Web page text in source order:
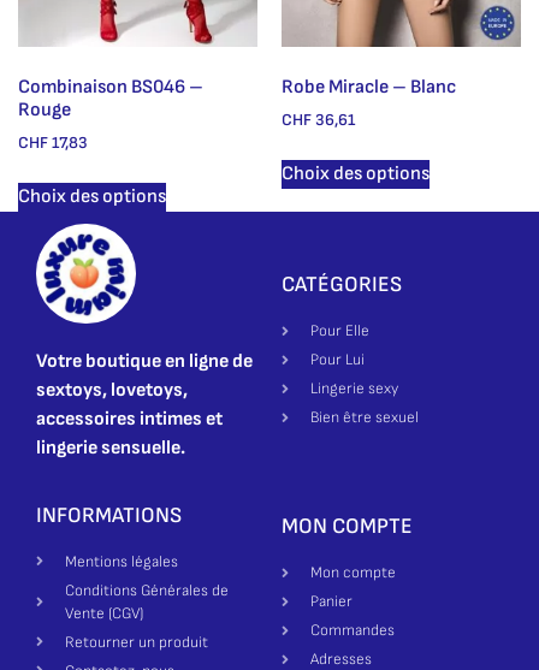
Combinaison BS046 –
Rouge
CHF17,83
Choix des options
Robe Miracle – Blanc
CHF 36,61
Choix des options
Votre boutique en ligne de
sextoys, lovetoys,
accessoires intimes et
lingerie sensuelle.
CATÉGORIES
Pour Elle
Pour Lui
Lingerie sexy
Bien être sexuel
INFORMATIONS
Mentions légales
Conditions Générales de
Vente (CGV)
Retourner un produit
MON COMPTE
Mon compte
Panier
Commandes
Adresses